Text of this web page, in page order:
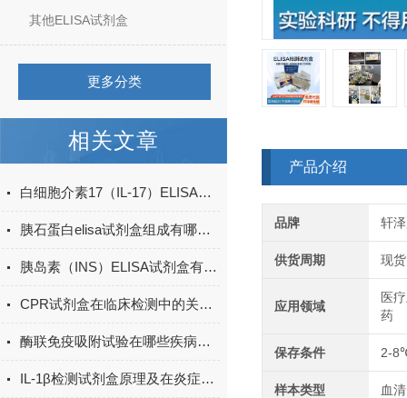
其他ELISA试剂盒
更多分类
相关文章
白细胞介素17（IL-17）ELISA试剂盒的特点及优势
胰石蛋白elisa试剂盒组成有哪些？
胰岛素（INS）ELISA试剂盒有哪些应用领域？
CPR试剂盒在临床检测中的关键作用
酶联免疫吸附试验在哪些疾病诊断中具有重要的应用价值？
IL-1β检测试剂盒原理及在炎症研究中的应用
产品介绍
品牌 轩
供货周期 现货
应用领域
医
药
保存条件 2-
样本类型 血